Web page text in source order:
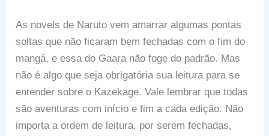
As novels de Naruto vem amarrar algumas pontas
soltas que não ficaram bem fechadas com o fim do
mangá, e essa do Gaara não foge do padrão. Mas
não é algo que seja obrigatória sua leitura para se
entender sobre o Kazekage. Vale lembrar que todas
são aventuras com início e fim a cada edição. Não
importa a ordem de leitura, por serem fechadas,